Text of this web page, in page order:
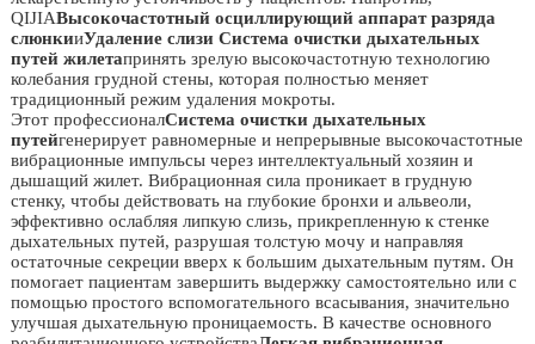
QIJIAВысокочастотный осциллирующий аппарат разряда
слюнкииУдаление слизи Система очистки дыхательных
путей жилетапринять зрелую высокочастотную технологию
колебания грудной стены, которая полностью меняет
традиционный режим удаления мокроты.
Этот профессионалСистема очистки дыхательных
путейгенерирует равномерные и непрерывные высокочастотные
вибрационные импульсы через интеллектуальный хозяин и
дышащий жилет. Вибрационная сила проникает в грудную
стенку, чтобы действовать на глубокие бронхи и альвеоли,
эффективно ослабляя липкую слизь, прикрепленную к стенке
дыхательных путей, разрушая толстую мочу и направляя
остаточные секреции вверх к большим дыхательным путям. Он
помогает пациентам завершить выдержку самостоятельно или с
помощью простого вспомогательного всасывания, значительно
улучшая дыхательную проницаемость. В качестве основного